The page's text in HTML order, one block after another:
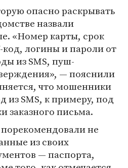
опасно раскрывать
назвали
«Номер карты, срок
код, логины и пароли от
из SMS, пуш-
— пояснили
что мошенники
из SMS, к примеру, под
заказного письма.
не
из своих
— паспорта,